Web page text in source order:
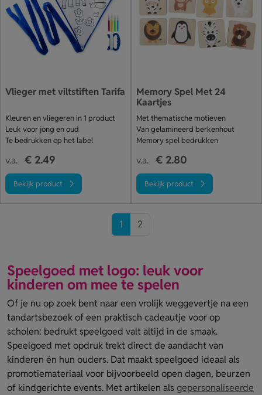
Vlieger met viltstiften Tarifa
Kleuren en vliegeren in 1 product
Leuk voor jong en oud
Te bedrukken op het label
v.a. € 2.49
Bekijk product
Memory Spel Met 24
Kaartjes
Met thematische motieven
Van gelamineerd berkenhout
Memory spel bedrukken
v.a. € 2.80
Bekijk product
1 2
Speelgoed met logo: leuk voor
kinderen om mee te spelen
Of je nu op zoek bent naar een vrolijk weggevertje na een
tandartsbezoek of een praktisch cadeautje voor op
scholen: bedrukt speelgoed valt altijd in de smaak.
Speelgoed met opdruk trekt direct de aandacht van
kinderen én hun ouders. Dat maakt speelgoed ideaal als
promotiemateriaal voor bijvoorbeeld open dagen, beurzen
of kindgerichte events. Met artikelen alsgepersonaliseerde